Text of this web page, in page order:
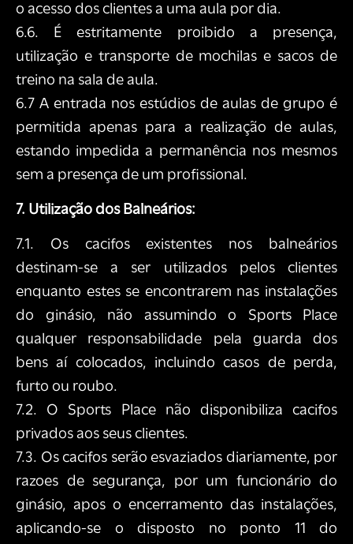
o acesso dos clientes a uma aula por dia.
6.6. É estritamente proibido a presença,
utilização e transporte de mochilas e sacos de
treino na sala de aula.
6.7 A entrada nos estúdios de aulas de grupo é
permitida apenas para a realização de aulas,
estando impedida a permanência nos mesmos
sem a presença de um profissional.
7. Utilização dos Balneários:
7.1. Os cacifos existentes nos balneários
destinam-se a ser utilizados pelos clientes
enquanto estes se encontrarem nas instalações
do ginásio, não assumindo o Sports Place
qualquer responsabilidade pela guarda dos
bens aí colocados, incluindo casos de perda,
furto ou roubo.
7.2. O Sports Place não disponibiliza cacifos
privados aos seus clientes.
7.3. Os cacifos serão esvaziados diariamente, por
razoes de segurança, por um funcionário do
ginásio, apos o encerramento das instalações,
aplicando-se o disposto no ponto 11 do